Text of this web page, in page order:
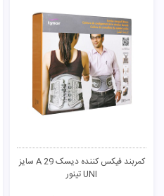
کمربند فیکس کننده دیسک A 29 سایز
UNI تینور